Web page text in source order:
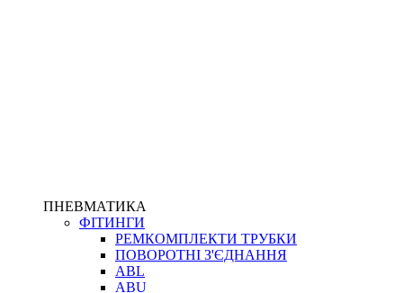
ПНЕВМАТИКА
ФІТИНГИ
РЕМКОМПЛЕКТИ ТРУБКИ
ПОВОРОТНІ З'ЄДНАННЯ
ABL
ABU